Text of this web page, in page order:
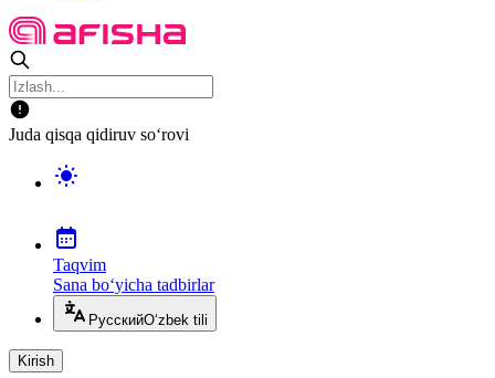
Juda qisqa qidiruv so‘rovi
Taqvim
Sana bo‘yicha tadbirlar
РусскийO‘zbek tili
Kirish